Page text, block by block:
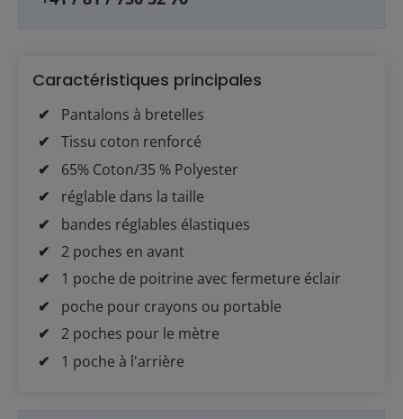
Caractéristiques principales
Pantalons à bretelles
Tissu coton renforcé
65% Coton/35 % Polyester
réglable dans la taille
bandes réglables élastiques
2 poches en avant
1 poche de poitrine avec fermeture éclair
poche pour crayons ou portable
2 poches pour le mètre
1 poche à l'arrière